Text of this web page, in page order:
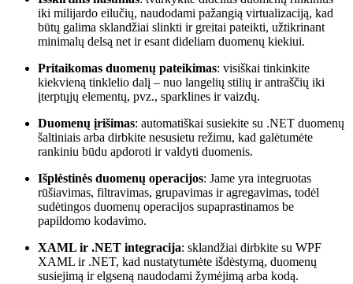
iki milijardo eilučių, naudodami pažangią virtualizaciją, kad
būtų galima sklandžiai slinkti ir greitai pateikti, užtikrinant
minimalų delsą net ir esant dideliam duomenų kiekiui.
Pritaikomas duomenų pateikimas: visiškai tinkinkite
kiekvieną tinklelio dalį – nuo ​​langelių stilių ir antraščių iki
įterptųjų elementų, pvz., sparklines ir vaizdų.
Duomenų įrišimas: automatiškai susiekite su .NET duomenų
šaltiniais arba dirbkite nesusietu režimu, kad galėtumėte
rankiniu būdu apdoroti ir valdyti duomenis.
Išplėstinės duomenų operacijos: Jame yra integruotas
rūšiavimas, filtravimas, grupavimas ir agregavimas, todėl
sudėtingos duomenų operacijos supaprastinamos be
papildomo kodavimo.
XAML ir .NET integracija: sklandžiai dirbkite su WPF
XAML ir .NET, kad nustatytumėte išdėstymą, duomenų
susiejimą ir elgseną naudodami žymėjimą arba kodą.